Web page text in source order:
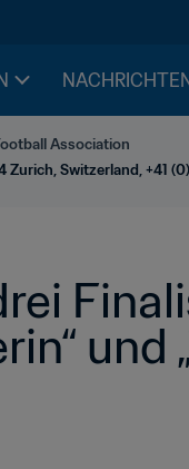
NACHRICHTEN
Association
Zurich, Switzerland, +41
und